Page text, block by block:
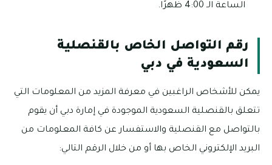
الساعة الـ 4:00 ظهرًا.
رقم التواصل الخاص بالقنصلية
السعودية في دبي
يمكن للأشخاص الراغبين في معرفة المزيد من المعلومات التي
تتعلق بالقنصلية السعودية الموجودة في إمارة دبي أن يقوم
بالتواصل مع القنصلية والاستفسار عن كافة المعلومات من
البريد الإلكتروني الخاص بها أو من خلال الرقم التالي: